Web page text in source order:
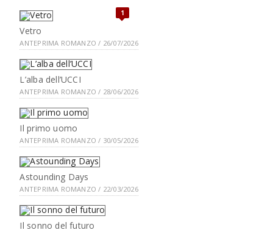
1
Vetro
ANTEPRIMA ROMANZO / 26/07/2026
L’alba dell’UCCI
ANTEPRIMA ROMANZO / 28/06/2026
Il primo uomo
ANTEPRIMA ROMANZO / 30/05/2026
Astounding Days
ANTEPRIMA ROMANZO / 22/03/2026
Il sonno del futuro